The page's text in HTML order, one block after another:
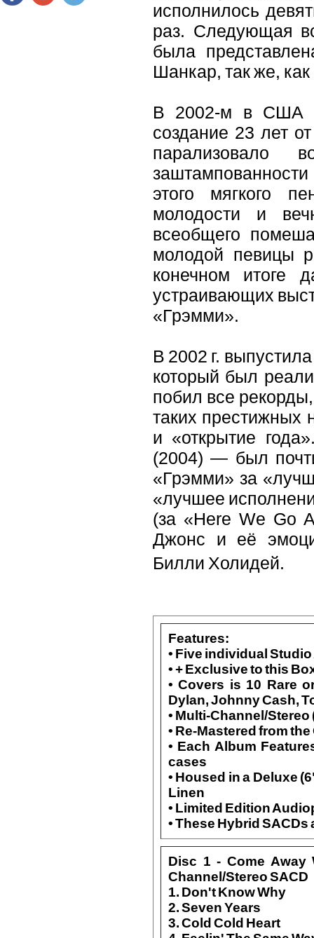
исполнилось
раз. Следующая
была
Шанкар, так же, как
В 2002-м в США
создание 23 лет
парализовало
этого мягкого
молодости и
всеобщего
молодой певицы
конечном итоге
устраивающих
«Грэмми».
В 2002 г.
который был
побил все
таких престижных
и «открытие
(2004) — был
«Грэмми» за
«лучшее
(за «Here We Go
Джонс и её
Билли Холидей.
Features:
• Five individual
• + Exclusive to this
• Covers is 10 Rare
Dylan, Johnny Cash,
• Multi-Channel/Stereo
• Re-Mastered from
• Each Album
cases
• Housed in a Deluxe
Linen
• Limited Edition
• These Hybrid
Disc 1 - Come Away
Channel/Stereo SACD
1. Don't Know Why
2. Seven Years
3. Cold Cold Heart